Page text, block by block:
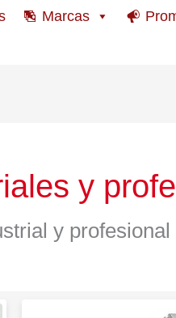
Marcas
y
y profesional